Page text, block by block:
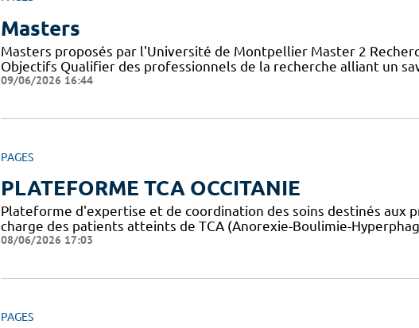
Masters
Masters proposés par l'Université de Montpellier Master 2
Objectifs Qualifier des professionnels de la recherche alliant un
09/06/2026 16:44
PAGES
PLATEFORME TCA OCCITANIE
Plateforme d'expertise et de coordination des soins destinés aux
charge des patients atteints de TCA (Anorexie-Boulimie-
08/06/2026 17:03
PAGES